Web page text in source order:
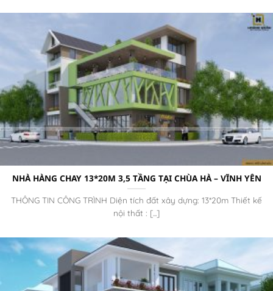
NHÀ HÀNG CHAY 13*20M 3,5 TẦNG TẠI CHÙA HÀ – VĨNH YÊN
THÔNG TIN CÔNG TRÌNH Diện tích đất xây dựng: 13*20m Thiết kế
nội thất : [...]